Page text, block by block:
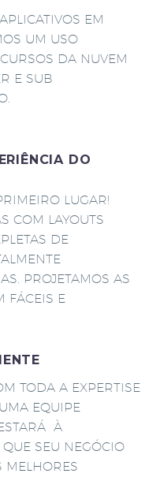
EM
UM USO
DA NUVEM
E SUB
DO
LUGAR!
COM LAYOUTS
DE
PROJETAMOS AS
FÁCEIS E
TODA A EXPERTISE
EQUIPE
À
SEU NEGÓCIO
MELHORES